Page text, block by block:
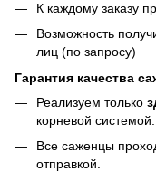
К каждому заказу
Возможность
лиц (по запросу)
Гарантия качества
Реализуем только
корневой системой.
Все саженцы
отправкой.